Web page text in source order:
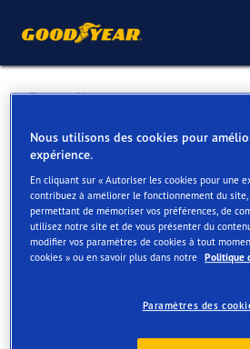
Retour liste
ETS DEVILLERS
Services disponibles en ligne et en
Contact Services
Nous utilisons des cookies pour
expérience.
En cliquant sur « Autoriser les cookies pour une
contribuez à améliorer le fonctionnement du
permettant de mémoriser vos préférences, de
utilisez notre site et de vous présenter du
modifier vos paramètres de cookies à tout
cookies » ou en savoir plus dans notre Politique
Paramètres des